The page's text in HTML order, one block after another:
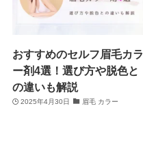
おすすめのセルフ眉毛カラ
ー剤4選！選び方や脱色と
の違いも解説
2025年4月30日 眉毛 カラー